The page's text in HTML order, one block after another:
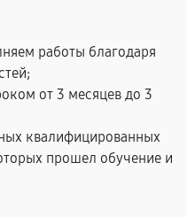
работы благодаря
от 3 месяцев до 3
квалифицированных
прошел обучение и